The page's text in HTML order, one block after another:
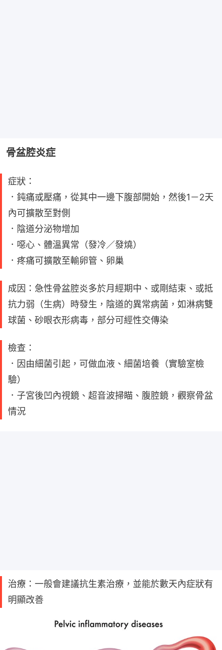
骨盆腔炎症
症狀：
．鈍痛或壓痛，從其中一邊下腹部開始，然後1－2天
內可擴散至對側
．陰道分泌物增加
．噁心、體溫異常（發冷／發燒）
．疼痛可擴散至輸卵管、卵巢
成因：急性骨盆腔炎多於月經期中、或剛結束、或抵
抗力弱（生病）時發生，陰道的異常病菌，如淋病雙
球菌、砂眼衣形病毒，部分可經性交傳染
檢查：
．因由細菌引起，可做血液、細菌培養（實驗室檢
驗）
．子宮後凹內視鏡、超音波掃瞄、腹腔鏡，觀察骨盆
情況
治療：一般會建議抗生素治療，並能於數天內症狀有
明顯改善